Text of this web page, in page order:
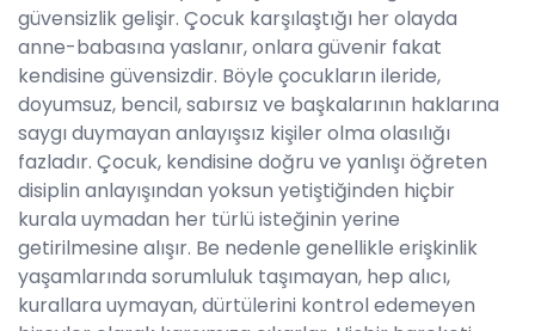
güvensizlik gelişir. Çocuk karşılaştığı her olayda
anne-babasına yaslanır, onlara güvenir fakat
kendisine güvensizdir. Böyle çocukların ileride,
doyumsuz, bencil, sabırsız ve başkalarının haklarına
saygı duymayan anlayışsız kişiler olma olasılığı
fazladır. Çocuk, kendisine doğru ve yanlışı öğreten
disiplin anlayışından yoksun yetiştiğinden hiçbir
kurala uymadan her türlü isteğinin yerine
getirilmesine alışır. Be nedenle genellikle erişkinlik
yaşamlarında sorumluluk taşımayan, hep alıcı,
kurallara uymayan, dürtülerini kontrol edemeyen